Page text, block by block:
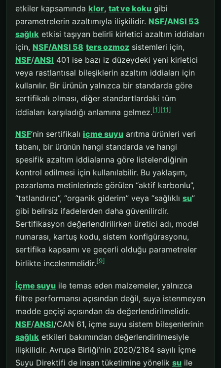
etkiler kapsamında klor, tat ve koku gibi
parametrelerin azaltımıyla ilişkilidir. NSF/ANSI 53
sağlık etkisi taşıyan belirli kirletici azaltım iddiaları
için, NSF/ANSI 58 ters ozmoz sistemleri için,
NSF/ANSI 401 ise bazı iz düzeydeki yeni kirletici
veya rastlantısal bileşiklerin azaltım iddiaları için
kullanılır. Bir ürünün yalnızca bir standarda göre
sertifikalı olması, diğer standartlardaki tüm
iddiaları karşıladığı anlamına gelmez.[1] [11]
NSF’nin sertifikalı içme suyu arıtma ürünleri veri
tabanı, bir ürünün hangi standarda ve hangi
spesifik azaltım iddialarına göre listelendiğinin
kontrol edilmesi için kullanılabilir. Bu yaklaşım,
pazarlama metinlerinde görülen “aktif karbonlu”,
“tatlandırıcı”, “organik giderim” veya “sağlıklı su”
gibi belirsiz ifadelerden daha güvenilirdir.
Sertifikasyon değerlendirilirken üretici adı, model
numarası, kartuş kodu, sistem konfigürasyonu,
sertifika kapsamı ve geçerli olduğu parametreler
birlikte incelenmelidir.[9]
İçme suyu ile temas eden malzemeler, yalnızca
filtre performansı açısından değil, suya istenmeyen
madde geçişi açısından da değerlendirilmelidir.
NSF/ANSI/CAN 61, içme suyu sistem bileşenlerinin
sağlık etkileri bakımından değerlendirilmesiyle
ilişkilidir. Avrupa Birliği’nin 2020/2184 sayılı İçme
Suyu Direktifi de insan tüketimine yönelik su ile